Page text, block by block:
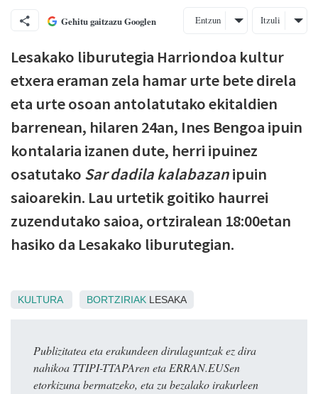
Gehitu gaitzazu Googlen Entzun Itzuli
Lesakako liburutegia Harriondoa kultur
etxera eraman zela hamar urte bete direla
eta urte osoan antolatutako ekitaldien
barrenean, hilaren 24an, Ines Bengoa ipuin
kontalaria izanen dute, herri ipuinez
osatutako Sar dadila kalabazanipuin
saioarekin. Lau urtetik goitiko haurrei
zuzendutako saioa, ortziralean 18:00etan
hasiko da Lesakako liburutegian.
KULTURA BORTZIRIAK LESAKA
Publizitatea eta erakundeen dirulaguntzak ez dira
nahikoa TTIPI-TTAPAren eta ERRAN.EUSen
etorkizuna bermatzeko, eta zu bezalako irakurleen